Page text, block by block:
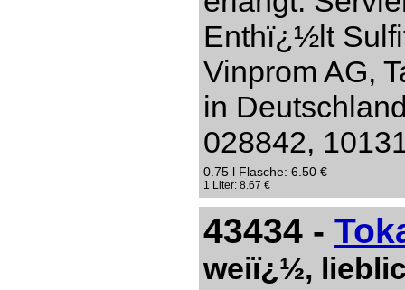
Enthï¿½lt
Vinprom AG,
in
028842,
0.75 l Flasche: 6.50 €
1 Liter: 8.67 €
43434 -
weiï¿½,